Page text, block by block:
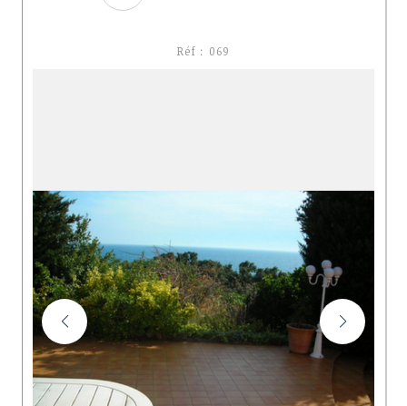
Réf : 069